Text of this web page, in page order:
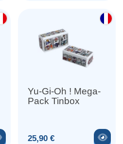
Voir le produit
Yu-Gi-Oh ! Mega-
Pack Tinbox
Prix
25,90 €